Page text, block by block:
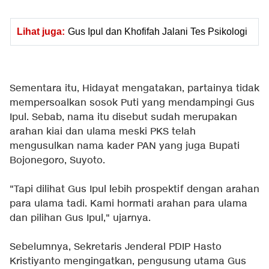
Lihat juga: Gus Ipul dan Khofifah Jalani Tes Psikologi
Sementara itu, Hidayat mengatakan, partainya tidak
mempersoalkan sosok Puti yang mendampingi Gus
Ipul. Sebab, nama itu disebut sudah merupakan
arahan kiai dan ulama meski PKS telah
mengusulkan nama kader PAN yang juga Bupati
Bojonegoro, Suyoto.
"Tapi dilihat Gus Ipul lebih prospektif dengan arahan
para ulama tadi. Kami hormati arahan para ulama
dan pilihan Gus Ipul," ujarnya.
Sebelumnya, Sekretaris Jenderal PDIP Hasto
Kristiyanto mengingatkan, pengusung utama Gus